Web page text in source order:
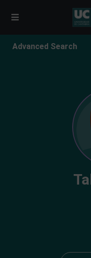
Advanced Search